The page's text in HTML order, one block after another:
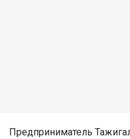
Предприниматель